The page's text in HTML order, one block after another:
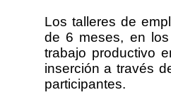
Los talleres de
de 6 meses, en
trabajo productivo
inserción a través
participantes.